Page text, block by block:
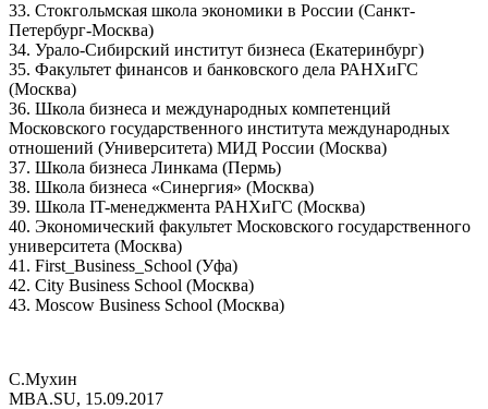
33. Стокгольмская школа экономики в России (Санкт-
Петербург-Москва)
34. Урало-Сибирский институт бизнеса (Екатеринбург)
35. Факультет финансов и банковского дела РАНХиГС
(Москва)
36. Школа бизнеса и международных компетенций
Московского государственного института международных
отношений (Университета) МИД России (Москва)
37. Школа бизнеса Линкама (Пермь)
38. Школа бизнеса «Синергия» (Москва)
39. Школа IT-менеджмента РАНХиГС (Москва)
40. Экономический факультет Московского государственного
университета (Москва)
41. First_Business_School (Уфа)
42. City Business School (Москва)
43. Moscow Business School (Москва)
С.Мухин
MBA.SU, 15.09.2017